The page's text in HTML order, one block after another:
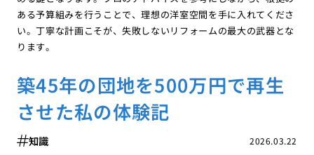
ある予算組みを行うことで、理想の洋室空間を手に入れてくださ
い。丁寧な計画こそが、失敗しないリフォームの最大の武器とな
ります。
築45年の団地を500万円で再生
させた私の体験記
2026.03.22
知識